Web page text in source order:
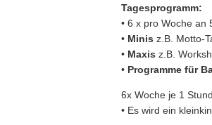
Tagesprogramm:
• 6 x pro Woche an
• Minis z.B. Motto-
• Maxis z.B.
• Programme für
6x Woche je 1
• Es wird ein